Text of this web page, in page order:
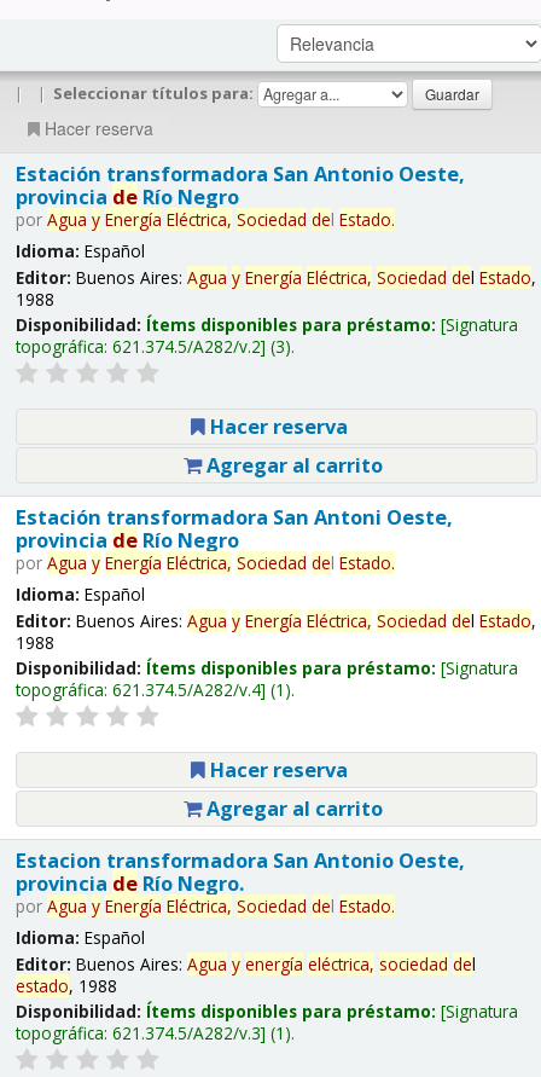
| | Seleccionar títulos para:
Hacer reserva
Estación transformadora San Antonio Oeste,
provincia deRío Negro
por Agua y Energía Eléctrica, Sociedad del Estado.
Idioma: Español
Editor: Buenos Aires: Agua y Energía Eléctrica, Sociedad del Estado,
1988
Disponibilidad: Ítems disponibles para préstamo: Signatura
topográfica: 621.374.5/A282/v.2 (3).
Hacer reserva
Agregar al carrito
Estación transformadora San Antoni Oeste,
provincia deRío Negro
por Agua y Energía Eléctrica, Sociedad del Estado.
Idioma: Español
Editor: Buenos Aires: Agua y Energía Eléctrica, Sociedad del Estado,
1988
Disponibilidad: Ítems disponibles para préstamo: Signatura
topográfica: 621.374.5/A282/v.4 (1).
Hacer reserva
Agregar al carrito
Estacion transformadora San Antonio Oeste,
provincia deRío Negro.
por Agua y Energía Eléctrica, Sociedad del Estado.
Idioma: Español
Editor: Buenos Aires: Agua y energía eléctrica, sociedad del
estado, 1988
Disponibilidad: Ítems disponibles para préstamo: Signatura
topográfica: 621.374.5/A282/v.3 (1).